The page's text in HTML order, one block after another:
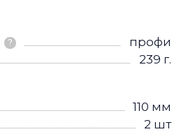
?
профи
239 г.
110 мм
2 шт